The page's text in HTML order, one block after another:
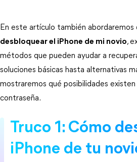
desbloquear el iPhone de mi novio,
métodos que pueden ayudar a
soluciones básicas hasta alternativas
mostraremos qué posibilidades
contraseña.
Truco 1: Cómo
iPhone de tu